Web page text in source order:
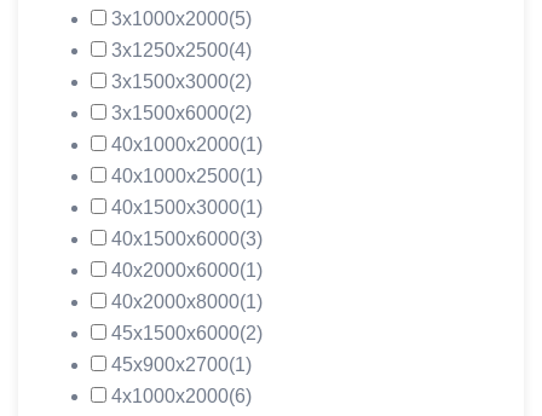
3х1000х2000(5)
3х1250х2500(4)
3х1500х3000(2)
3х1500х6000(2)
40х1000х2000(1)
40х1000х2500(1)
40х1500х3000(1)
40х1500х6000(3)
40х2000х6000(1)
40х2000х8000(1)
45х1500х6000(2)
45х900х2700(1)
4х1000х2000(6)